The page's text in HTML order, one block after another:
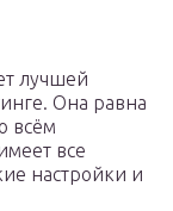
лучшей
Она равна
всём
все
настройки и